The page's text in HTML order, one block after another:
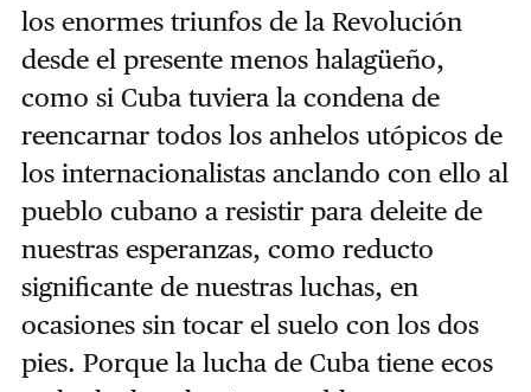
los enormes triunfos de la Revolución
desde el presente menos halagüeño,
como si Cuba tuviera la condena de
reencarnar todos los anhelos utópicos de
los internacionalistas anclando con ello al
pueblo cubano a resistir para deleite de
nuestras esperanzas, como reducto
significante de nuestras luchas, en
ocasiones sin tocar el suelo con los dos
pies. Porque la lucha de Cuba tiene ecos